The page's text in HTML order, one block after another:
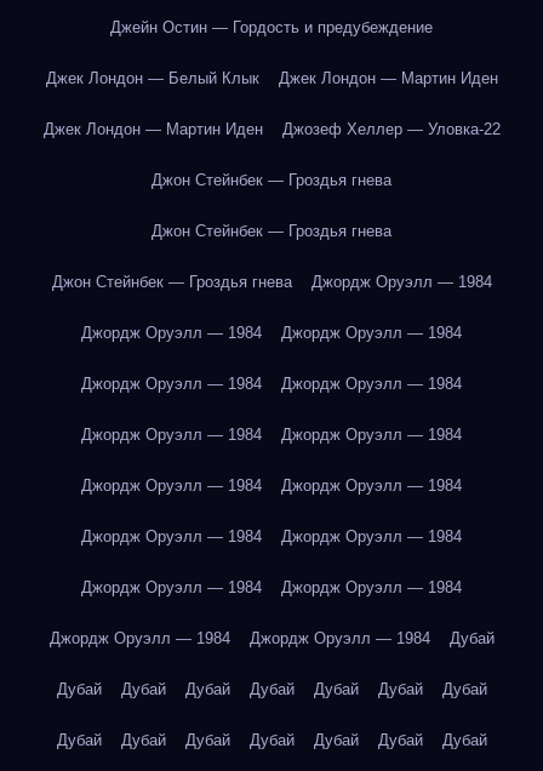
Джейн Остин — Гордость и предубеждение
Джек Лондон — Белый Клык Джек Лондон — Мартин Иден
Джек Лондон — Мартин Иден Джозеф Хеллер — Уловка-22
Джон Стейнбек — Гроздья гнева
Джон Стейнбек — Гроздья гнева
Джон Стейнбек — Гроздья гнева Джордж Оруэлл — 1984
Джордж Оруэлл — 1984 Джордж Оруэлл — 1984
Джордж Оруэлл — 1984 Джордж Оруэлл — 1984
Джордж Оруэлл — 1984 Джордж Оруэлл — 1984
Джордж Оруэлл — 1984 Джордж Оруэлл — 1984
Джордж Оруэлл — 1984 Джордж Оруэлл — 1984
Джордж Оруэлл — 1984 Джордж Оруэлл — 1984
Джордж Оруэлл — 1984 Джордж Оруэлл — 1984 Дубай
Дубай Дубай Дубай Дубай Дубай Дубай Дубай
Дубай Дубай Дубай Дубай Дубай Дубай Дубай